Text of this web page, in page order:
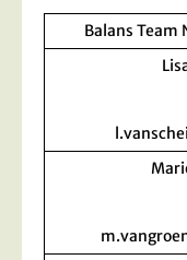
Balans Team